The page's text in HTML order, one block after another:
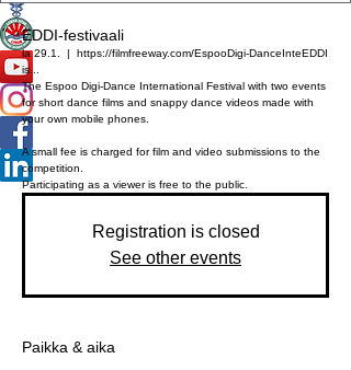
EDDI-festivaali
la 29.1.
  |
https://filmfreeway.com/EspooDigi-DanceInteEDDI
is...
The Espoo Digi-Dance International Festival with two events
for short dance films and snappy dance videos made with
your own mobile phones.
A small fee is charged for film and video submissions to the
competition.
Participating as a viewer is free to the public.
Registration is closed
See other events
Paikka & aika